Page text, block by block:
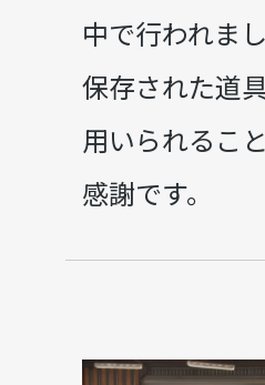
中で行われま
保存された道
用いられるこ
感謝です。